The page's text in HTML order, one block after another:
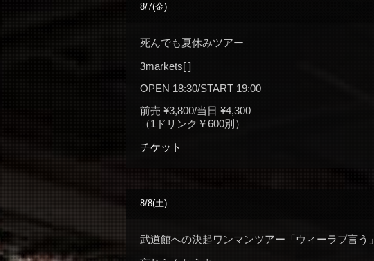
8/7(金)
死んでも夏休みツアー
3markets[ ]
OPEN 18:30/START 19:00
前売 ¥3,800/当日 ¥4,300
（1ドリンク￥600別）
チケット
8/8(土)
武道館への決起ワンマンツアー「ウィーラブ言う」